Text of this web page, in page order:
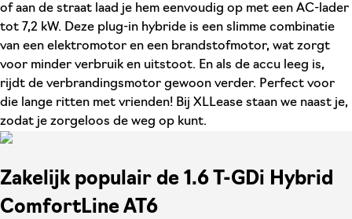
of aan de straat laad je hem eenvoudig op met een AC-lader
tot 7,2 kW. Deze plug-in hybride is een slimme combinatie
van een elektromotor en een brandstofmotor, wat zorgt
voor minder verbruik en uitstoot. En als de accu leeg is,
rijdt de verbrandingsmotor gewoon verder. Perfect voor
die lange ritten met vrienden! Bij XLLease staan we naast je,
zodat je zorgeloos de weg op kunt.
Zakelijk populair de 1.6 T-GDi Hybrid
ComfortLine AT6